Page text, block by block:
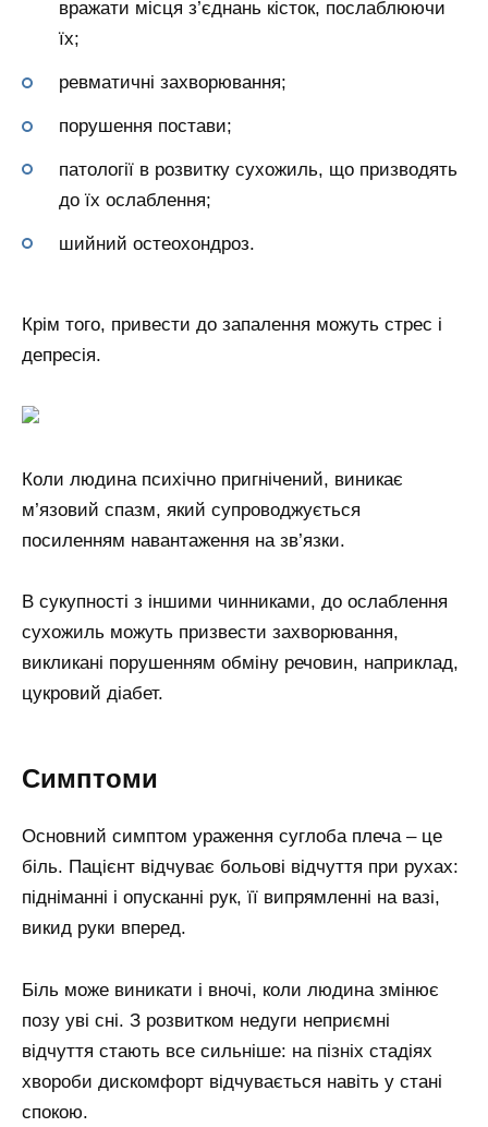
вражати місця з’єднань кісток, послаблюючи
їх;
ревматичні захворювання;
порушення постави;
патології в розвитку сухожиль, що призводять
до їх ослаблення;
шийний остеохондроз.
Крім того, привести до запалення можуть стрес і
депресія.
Коли людина психічно пригнічений, виникає
м’язовий спазм, який супроводжується
посиленням навантаження на зв’язки.
В сукупності з іншими чинниками, до ослаблення
сухожиль можуть призвести захворювання,
викликані порушенням обміну речовин, наприклад,
цукровий діабет.
Симптоми
Основний симптом ураження суглоба плеча – це
біль. Пацієнт відчуває больові відчуття при рухах:
підніманні і опусканні рук, її випрямленні на вазі,
викид руки вперед.
Біль може виникати і вночі, коли людина змінює
позу уві сні. З розвитком недуги неприємні
відчуття стають все сильніше: на пізніх стадіях
хвороби дискомфорт відчувається навіть у стані
спокою.